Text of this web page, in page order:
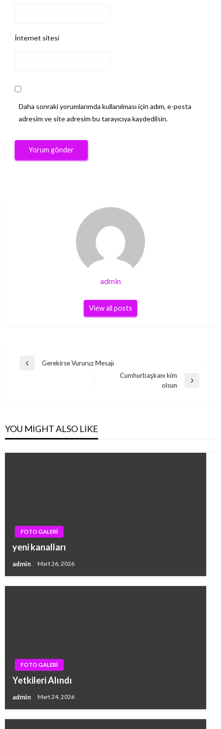
İnternet sitesi
Daha sonraki yorumlarımda kullanılması için adım, e-posta
adresim ve site adresim bu tarayıcıya kaydedilsin.
admin
View all posts
Yazı
Previous
Gerekirse Vururuz Mesajı
Cumhurbaşkanı kim
olsun
YOU MIGHT ALSO LIKE
FOTO GALERİ
yeni kanalları
admin Mart 26, 2026
FOTO GALERİ
Yetkileri Alındı
admin Mart 24, 2026